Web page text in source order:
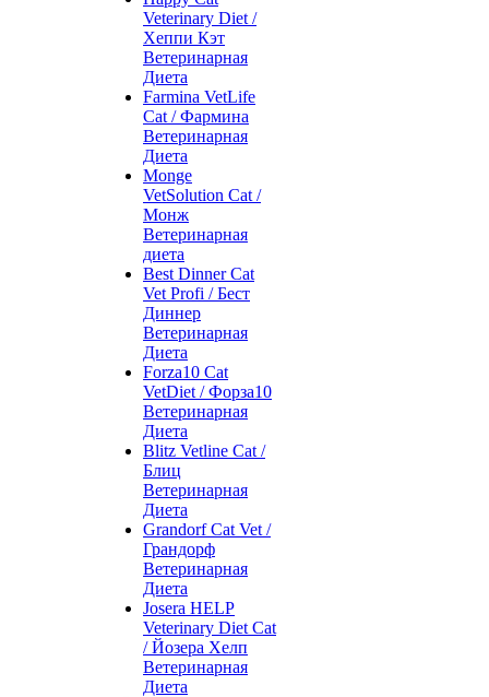
Veterinary Diet /
Хеппи Кэт
Ветеринарная
Диета
Farmina VetLife
Cat / Фармина
Ветеринарная
Диета
Monge
VetSolution Cat /
Монж
Ветеринарная
диета
Best Dinner Cat
Vet Profi / Бест
Диннер
Ветеринарная
Диета
Forza10 Cat
VetDiet / Форза10
Ветеринарная
Диета
Blitz Vetline Cat /
Блиц
Ветеринарная
Диета
Grandorf Cat Vet /
Грандорф
Ветеринарная
Диета
Josera HELP
Veterinary Diet Cat
/ Йозера Хелп
Ветеринарная
Диета